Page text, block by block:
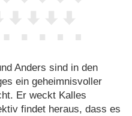
Anders sind in den
ein geheimnisvoller
Er weckt Kalles
findet heraus, dass es